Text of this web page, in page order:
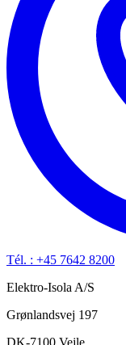
Tél. : +45 7642 8200
Elektro-Isola A/S
Grønlandsvej 197
DK-7100 Vejle